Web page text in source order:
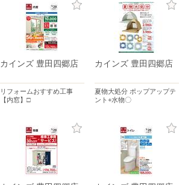
カインズ 豊田四郷店
リフォームおすすめ工事
【内窓】□
カインズ 豊田四郷店
夏物大処分 ポップアップテ
ント+水物〇